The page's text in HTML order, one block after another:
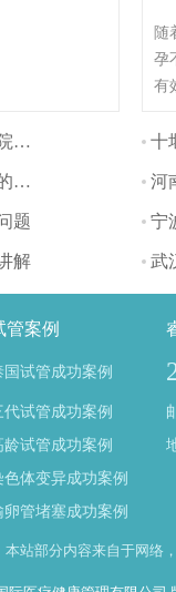
题
解
随
孕
有
的
比
看
解
十
河
宁
武
管案例
国试管成功案例
代试管成功案例
龄试管成功案例
色体变异成功案例
卵管堵塞成功案例
本站部分内容来自于网络